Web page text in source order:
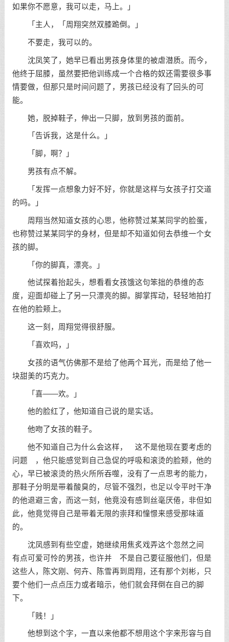
如果你不愿意，我可以走，马上。」
「主人，「周翔突然双膝跪倒。」
不要走，我可以的。
沈凤笑了，她早已看出男孩身体里的被虐潜质。而今，
他终于屈膝，虽然要把他训练成一个合格的奴还需要很多事
情要做，但那只是时间问题了，男孩已经没有了回头的可
能。
她，脱掉鞋子，伸出一只脚，放到男孩的面前。
「告诉我，这是什么。」
「脚，啊？」
男孩有点不解。
「发挥一点想象力好不好，你就是这样与女孩子打交道
的吗。」
周翔当然知道女孩的心思，他称赞过某某同学的脸蛋，
也称赞过某某同学的身材，但是却不知道如何去恭维一个女
孩的脚。
「你的脚真，漂亮。」
他试探着抬起头，想看看女孩饿这句笨拙的恭维的态
度，迎面却碰上了另一只漂亮的脚。脚掌挥动，轻轻地拍打
在他的脸颊上。
这一刻，周翔觉得很舒服。
「喜欢吗，」
女孩的语气仿佛那不是给了他两个耳光，而是给了他一
块甜美的巧克力。
「喜——欢。」
他的脸红了，他知道自己说的是实话。
他吻了女孩的鞋子。
他不知道自己为什么会这样， 这不是他现在要考虑的
问题 ，他只能感觉到自己急促的呼吸和滚烫的脸颊，他的
心，早已被滚烫的热火所所吞噬，没有了一点思考的能力，
那鞋子分明是带着酸臭的，尽管不强烈，也足以令平时干净
的他退避三舍，而这一刻，他竟没有感到丝毫厌倦，非但如
此，他竟觉得自己是带着无限的崇拜和憧憬来感受那味道
的。
沈凤感到有些空虚，她继续用焦炙戏弄这个忽然之间
有点可爱可怜的男孩，也许并 不是自己要征服他们，但是
这些人，陈文刚、何卉、陈雪再到周翔，还有那个刘彬，只
要个他们一点点压力或者暗示，他们就会拜倒在自己的脚
下。
「贱！」
他想到这个字，一直以来他都不想用这个字来形容与自